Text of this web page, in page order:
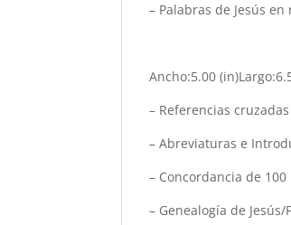
– Palabras de Jesús en
Ancho:5.00
– Referencias
– Abreviaturas e
– Concordancia de 100
– Genealogía de Jesús/